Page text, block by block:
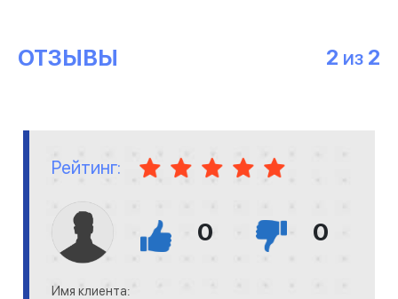
ОТЗЫВЫ 2 ИЗ 2
Рейтинг:
0 0
Имя клиента: